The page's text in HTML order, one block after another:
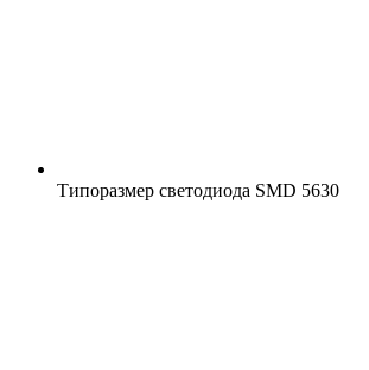
Типоразмер светодиода SMD 5630